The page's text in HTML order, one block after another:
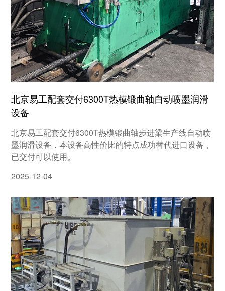
北京易工配套交付6300T热模锻曲轴自动喷墨润滑
设备
北京易工配套交付6300T热模锻曲轴步进梁生产线自动喷
墨润滑设备，本设备高性价比的特点成功替代进口设备，
已交付可以使用。
2025-12-04